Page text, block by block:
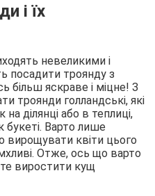
і їх
невеликими і
посадити троянду з
більш яскраве і міцне! З
троянди голландські, які
ділянці або в теплиці,
букеті. Варто лише
вирощувати квіти цього
Отже, ось що варто
виростити кущ